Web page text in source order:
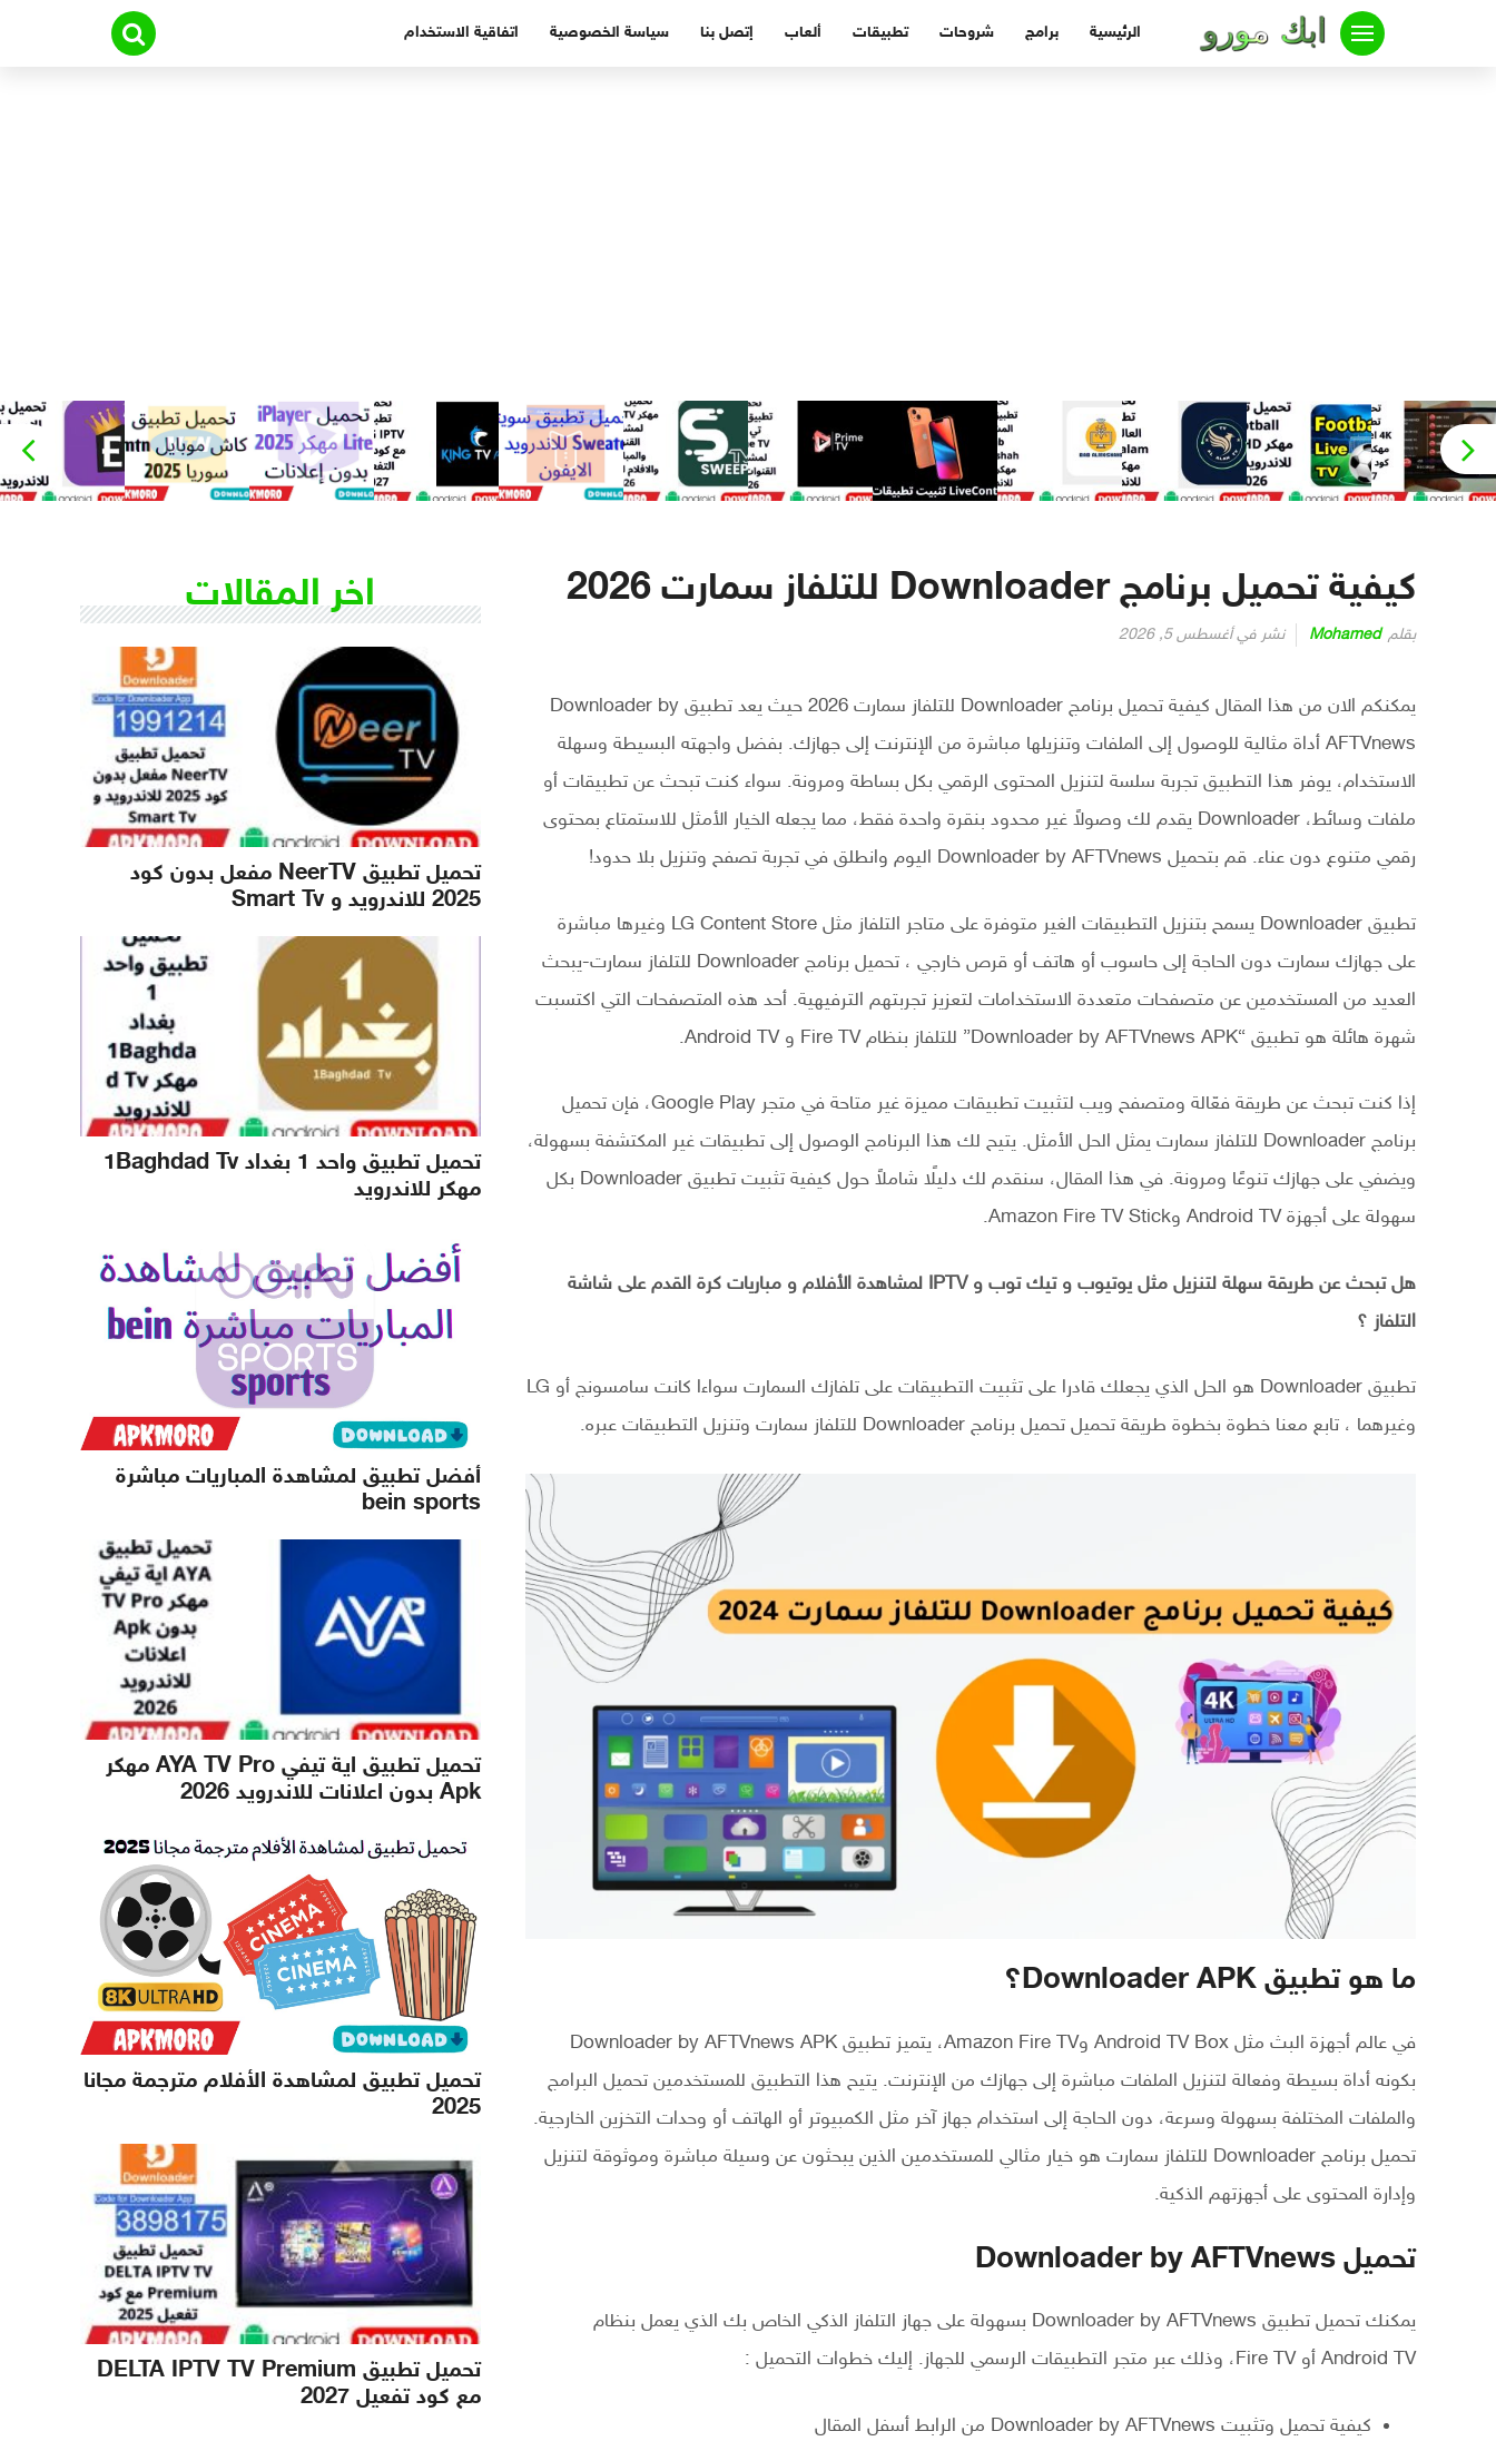
الرئيسية برامج شروحات تطبيقات ألعاب إتصل بنا سياسة الخصوصية اتفاقية الاستخدام
كيفية تحميل برنامج Downloader للتلفاز سمارت 2026
بقلم Mohamed نشر في أغسطس 5, 2026
يمكنكم الان من هذا المقال كيفية تحميل برنامج Downloader للتلفاز سمارت 2026 حيث يعد تطبيق Downloader by
AFTVnews أداة مثالية للوصول إلى الملفات وتنزيلها مباشرة من الإنترنت إلى جهازك. بفضل واجهته البسيطة وسهلة
الاستخدام، يوفر هذا التطبيق تجربة سلسة لتنزيل المحتوى الرقمي بكل بساطة ومرونة. سواء كنت تبحث عن تطبيقات أو
ملفات وسائط، Downloader يقدم لك وصولاً غير محدود بنقرة واحدة فقط، مما يجعله الخيار الأمثل للاستمتاع بمحتوى
رقمي متنوع دون عناء. قم بتحميل Downloader by AFTVnews اليوم وانطلق في تجربة تصفح وتنزيل بلا حدود!
تطبيق Downloader يسمح بتنزيل التطبيقات الغير متوفرة على متاجر التلفاز مثل LG Content Store وغيرها مباشرة
على جهازك سمارت دون الحاجة إلى حاسوب أو هاتف أو قرص خارجي ، تحميل برنامج Downloader للتلفاز سمارت-يبحث
العديد من المستخدمين عن متصفحات متعددة الاستخدامات لتعزيز تجربتهم الترفيهية. أحد هذه المتصفحات التي اكتسبت
شهرة هائلة هو تطبيق “Downloader by AFTVnews APK” للتلفاز بنظام Fire TV و Android TV.
إذا كنت تبحث عن طريقة فعّالة ومتصفح ويب لتثبيت تطبيقات مميزة غير متاحة في متجر Google Play، فإن تحميل
برنامج Downloader للتلفاز سمارت يمثل الحل الأمثل. يتيح لك هذا البرنامج الوصول إلى تطبيقات غير المكتشفة بسهولة،
ويضفي على جهازك تنوعًا ومرونة. في هذا المقال، سنقدم لك دليلًا شاملاً حول كيفية تثبيت تطبيق Downloader بكل
سهولة على أجهزة Android TV وAmazon Fire TV Stick.
هل تبحث عن طريقة سهلة لتنزيل مثل يوتيوب و تيك توب و IPTV لمشاهدة الأفلام و مباريات كرة القدم على شاشة
التلفاز ؟
تطبيق Downloader هو الحل الذي يجعلك قادرا على تثبيت التطبيقات على تلفازك السمارت سواءا كانت سامسونج أو LG
وغيرهما ، تابع معنا خطوة بخطوة طريقة تحميل تحميل برنامج Downloader للتلفاز سمارت وتنزيل التطبيقات عبره.
ما هو تطبيق Downloader APK؟
في عالم أجهزة البث مثل Android TV Box وAmazon Fire TV، يتميز تطبيق Downloader by AFTVnews APK
بكونه أداة بسيطة وفعالة لتنزيل الملفات مباشرة إلى جهازك من الإنترنت. يتيح هذا التطبيق للمستخدمين تحميل البرامج
والملفات المختلفة بسهولة وسرعة، دون الحاجة إلى استخدام جهاز آخر مثل الكمبيوتر أو الهاتف أو وحدات التخزين الخارجية.
تحميل برنامج Downloader للتلفاز سمارت هو خيار مثالي للمستخدمين الذين يبحثون عن وسيلة مباشرة وموثوقة لتنزيل
وإدارة المحتوى على أجهزتهم الذكية.
تحميل Downloader by AFTVnews
يمكنك تحميل تطبيق Downloader by AFTVnews بسهولة على جهاز التلفاز الذكي الخاص بك الذي يعمل بنظام
Android TV أو Fire TV، وذلك عبر متجر التطبيقات الرسمي للجهاز. إليك خطوات التحميل :
كيفية تحميل وتثبيت Downloader by AFTVnews من الرابط أسفل المقال
اخر المقالات
تحميل تطبيق NeerTV مفعل بدون كود
2025 للاندرويد و Smart Tv
تحميل تطبيق واحد 1 بغداد 1Baghdad Tv
مهكر للاندرويد
أفضل تطبيق لمشاهدة المباريات مباشرة
bein sports
تحميل تطبيق اية تيفي AYA TV Pro مهكر
Apk بدون اعلانات للاندرويد 2026
تحميل تطبيق لمشاهدة الأفلام مترجمة مجانا
2025
تحميل تطبيق DELTA IPTV TV Premium
مع كود تفعيل 2027